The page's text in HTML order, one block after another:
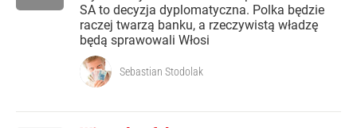
SA to decyzja dyplomatyczna. Polka będzie
raczej twarzą banku, a rzeczywistą władzę
będą sprawowali Włosi
Sebastian Stodolak